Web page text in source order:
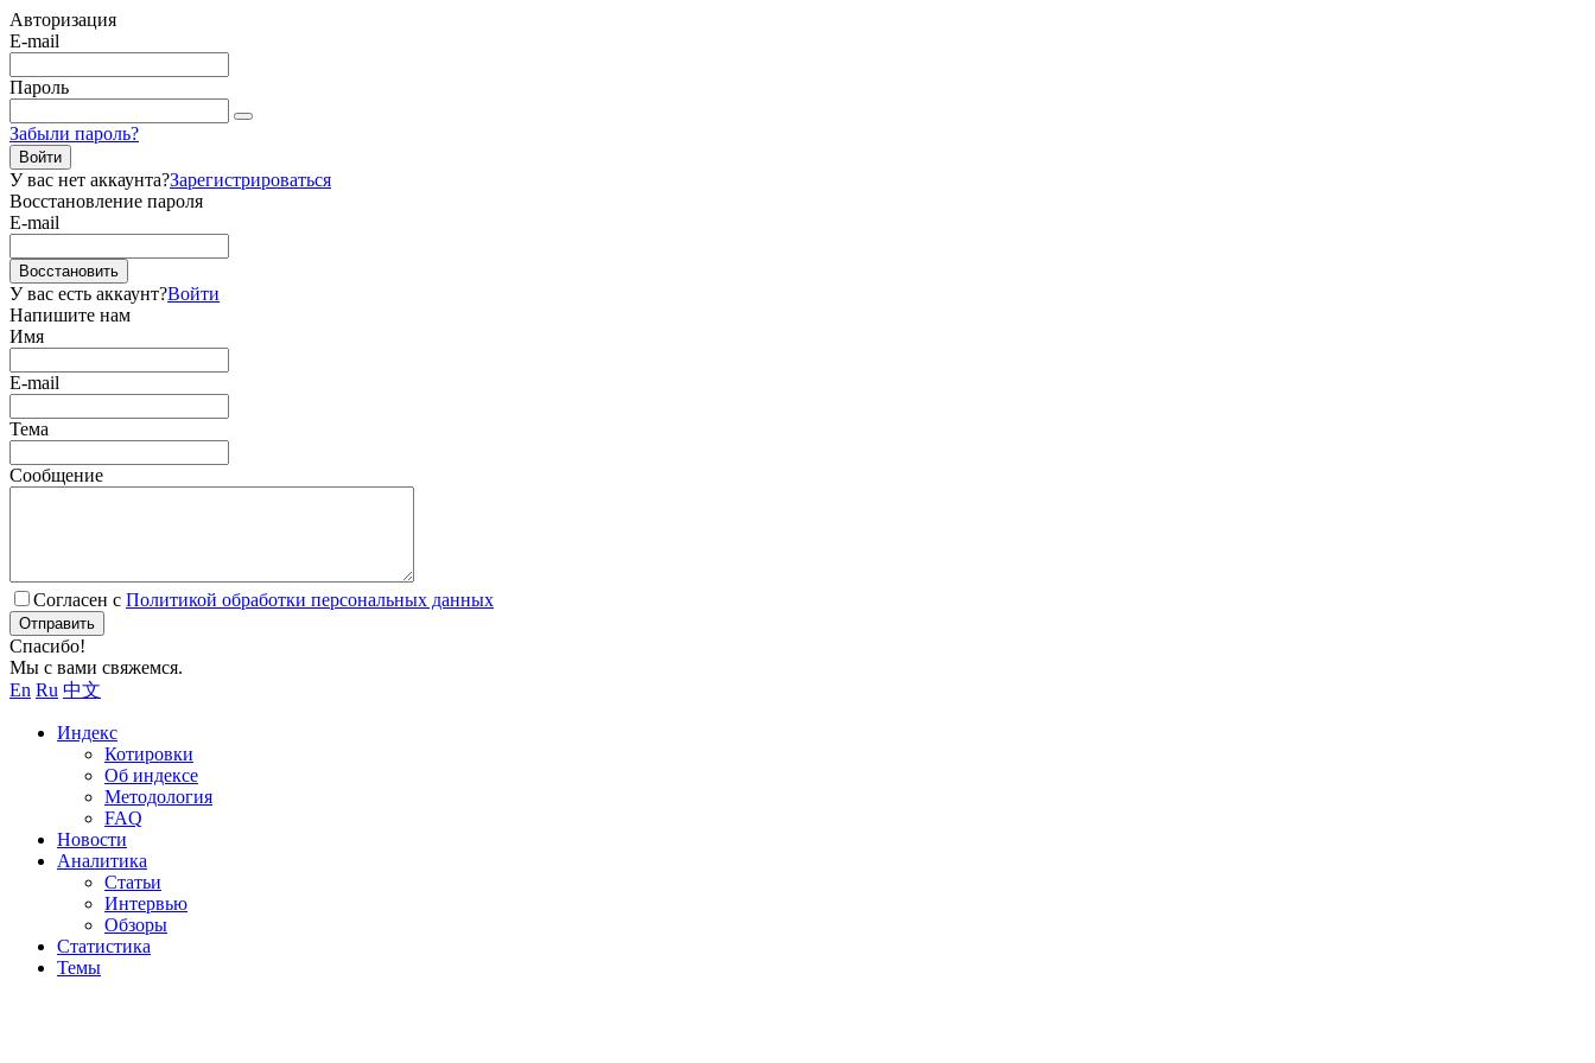
Авторизация
E-mail
Пароль
Забыли пароль?
Войти
У вас нет аккаунта?Зарегистрироваться
Восстановление пароля
E-mail
Восстановить
У вас есть аккаунт?Войти
Напишите нам
Имя
E-mail
Тема
Сообщение
Согласен с Политикой обработки персональных данных
Отправить
Спасибо!
Мы с вами свяжемся.
En Ru 中文
Индекс
Котировки
Об индексе
Методология
FAQ
Новости
Аналитика
Статьи
Интервью
Обзоры
Статистика
Темы